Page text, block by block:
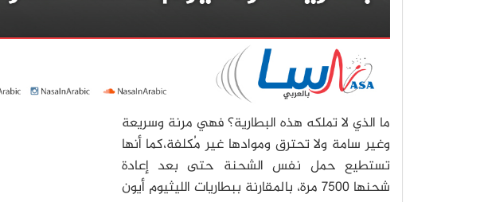
ما الذي لا تملكه هذه البطارية؟ فهي مرنة وسريعة
وغير سامة ولا تحترق وموادها غير مُكلفة،كما أنها
تستطيع حمل نفس الشحنة حتى بعد إعادة
شحنها 7500 مرة، بالمقارنة ببطاريات الليثيوم أيون